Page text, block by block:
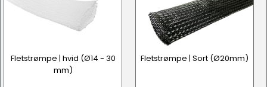
Fletstrømpe | hvid (Ø14 - 30
mm)
Fletstrømpe | Sort (Ø20mm)